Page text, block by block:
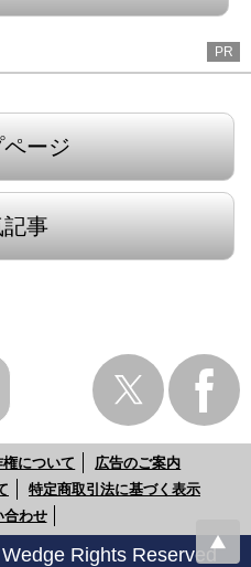
PR
ページ
記事
権について
広告のご案内
特定商取引法に基づく表示
合わせ
Rights Reserved